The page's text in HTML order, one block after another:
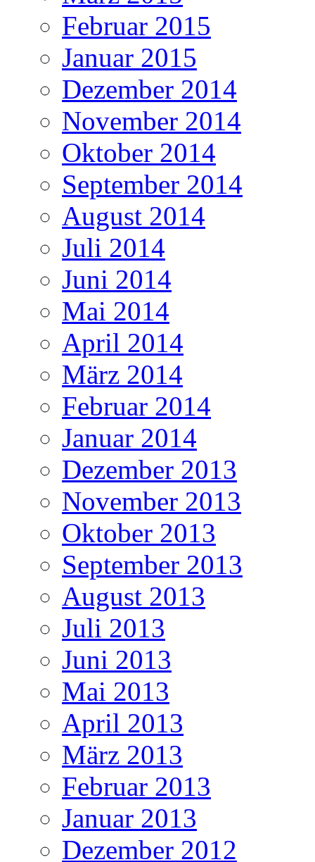
Februar 2015
Januar 2015
Dezember 2014
November 2014
Oktober 2014
September 2014
August 2014
Juli 2014
Juni 2014
Mai 2014
April 2014
März 2014
Februar 2014
Januar 2014
Dezember 2013
November 2013
Oktober 2013
September 2013
August 2013
Juli 2013
Juni 2013
Mai 2013
April 2013
März 2013
Februar 2013
Januar 2013
Dezember 2012